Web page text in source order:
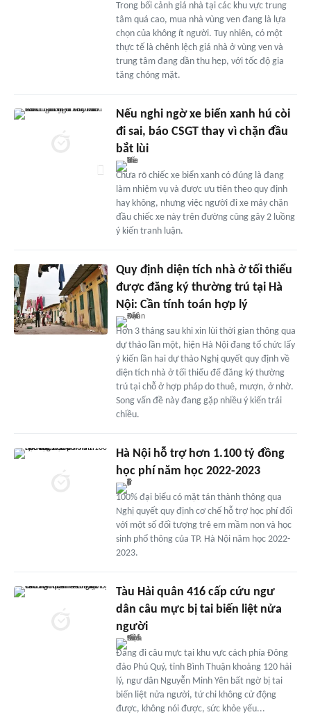
Trong bối cảnh giá nhà tại các khu vực trung
tâm quá cao, mua nhà vùng ven đang là lựa
chọn của không ít người. Tuy nhiên, có một
thực tế là chênh lệch giá nhà ở vùng ven và
trung tâm đang dần thu hẹp, với tốc độ gia
tăng chóng mặt.
Nếu nghi ngờ xe biển xanh hú còi
đi sai, báo CSGT thay vì chặn đầu
bắt lùi
Chưa rõ chiếc xe biển xanh có đúng là đang
làm nhiệm vụ và được ưu tiên theo quy định
hay không, nhưng việc người đi xe máy chặn
đầu chiếc xe này trên đường cũng gây 2 luồng
ý kiến tranh luận.
Quy định diện tích nhà ở tối thiểu
được đăng ký thường trú tại Hà
Nội: Cần tính toán hợp lý
Hơn 3 tháng sau khi xin lùi thời gian thông qua
dự thảo lần một, hiện Hà Nội đang tổ chức lấy
ý kiến lần hai dự thảo Nghị quyết quy định về
diện tích nhà ở tối thiểu để đăng ký thường
trú tại chỗ ở hợp pháp do thuê, mượn, ở nhờ.
Song vấn đề này đang gặp nhiều ý kiến trái
chiều.
Hà Nội hỗ trợ hơn 1.100 tỷ đồng
học phí năm học 2022-2023
100% đại biểu có mặt tán thành thông qua
Nghị quyết quy định cơ chế hỗ trợ học phí đối
với một số đối tượng trẻ em mầm non và học
sinh phổ thông của TP. Hà Nội năm học 2022-
2023.
Tàu Hải quân 416 cấp cứu ngư
dân câu mực bị tai biến liệt nửa
người
Đang đi câu mực tại khu vực cách phía Đông
đảo Phú Quý, tỉnh Bình Thuận khoảng 120 hải
lý, ngư dân Nguyễn Minh Yên bất ngờ bị tai
biến liệt nửa người, tứ chi không cử động
được, không nói được, sức khỏe yếu...